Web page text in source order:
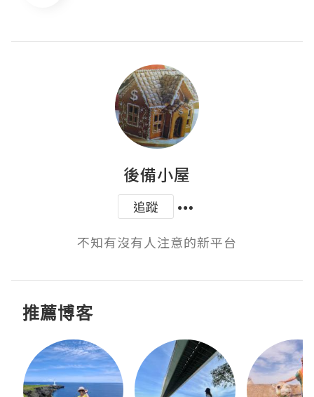
後備小屋
追蹤
不知有沒有人注意的新平台
推薦博客